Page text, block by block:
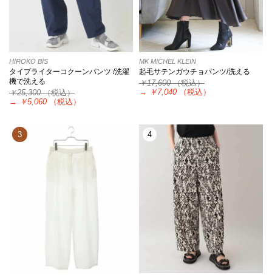
HIROKO BIS
タイプライターコクーンパンツ /洗濯
機で洗える
￥25,300（税込）
→
￥5,060 （税込）
MK MICHEL KLEIN
起毛サテンガウチョパンツ/洗える
￥17,600（税込）
→
￥7,040 （税込）
3 4